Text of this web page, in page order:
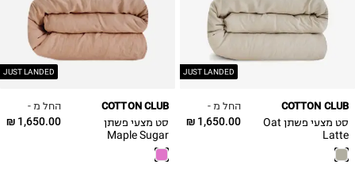
JUST LANDED
החל מ -
1,650.00 ₪
COTTON CLUB
סט מצעי פשתן Oat
Latte
JUST LANDED
החל מ -
1,650.00 ₪
COTTON CLUB
סט מצעי פשתן
Maple Sugar